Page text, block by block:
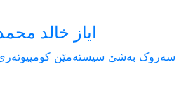
ایاز خالد
سەروک بەشێ سیستەمێن